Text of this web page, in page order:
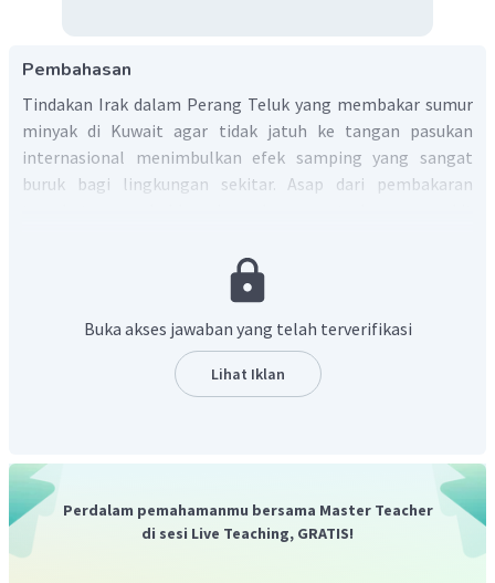
Pembahasan
Tindakan Irak dalam Perang Teluk yang membakar sumur
minyak di Kuwait agar tidak jatuh ke tangan pasukan
internasional menimbulkan efek samping yang sangat
buruk bagi lingkungan sekitar. Asap dari pembakaran
sehingga beberapa negara disekitar mengalami hujan
berwarna hitam. Selain itu sisa tumpahan minyak yang
sampai empat meter yang tidak memungkinkan
tumbuhnya tumbuhan atau makhluk hidup lainnya.
Dengan demikian, jawaban yang paling tepat adalah C.
Buka akses jawaban yang telah terverifikasi
Lihat Iklan
Perdalam pemahamanmu bersama Master Teacher
di sesi Live Teaching, GRATIS!